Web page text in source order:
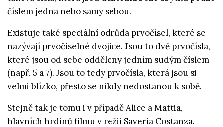
číslem jedna nebo samy sebou.
Existuje také speciální odrůda prvočísel, které se
nazývají prvočíselné dvojice. Jsou to dvě prvočísla,
které jsou od sebe odděleny jedním sudým číslem
(např. 5 a 7). Jsou to tedy prvočísla, která jsou si
velmi blízko, přesto se nikdy nedostanou k sobě.
Stejně tak je tomu i v případě Alice a Mattia,
hlavních hrdinů filmu v režii Saveria Costanza.